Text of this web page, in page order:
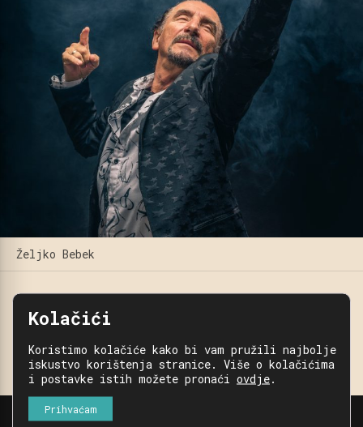
Željko Bebek
Kolačići
Koristimo kolačiće kako bi vam pružili najbolje
iskustvo korištenja stranice. Više o kolačićima
i postavke istih možete pronaći ovdje.
Prihvaćam